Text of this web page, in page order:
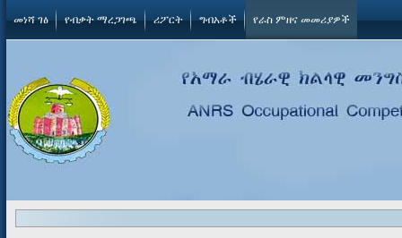
መነሻ ገፅ የብቃት ማረጋገጫ ሪፖርት ግብአቶች የራስ ምዘና መመሪያዎች